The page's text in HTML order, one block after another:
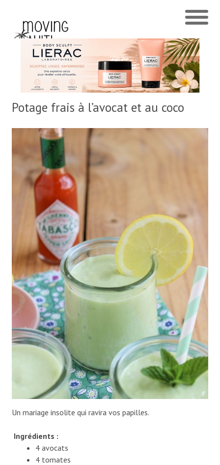
Potage frais à l’avocat et au coco
Un mariage insolite qui ravira vos papilles.
Ingrédients :
4 avocats
4 tomates